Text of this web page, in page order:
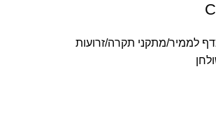
לממיר/מתקני תקרה/זרועות